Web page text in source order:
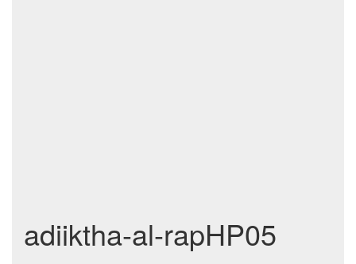
adiiktha-al-rapHP05